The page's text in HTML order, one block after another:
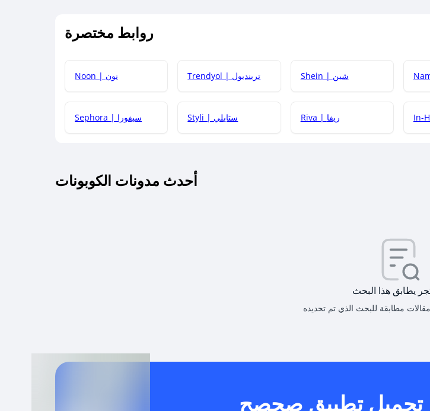
روابط مختصرة
Noon | نون Trendyol | ترينديول Shein | شين
Sephora | سيفورا Styli | ستايلي Riva | ريفا
أحدث مدونات الكوبونات
يطابق هذا البحث
تحميل تطبيق صحصح